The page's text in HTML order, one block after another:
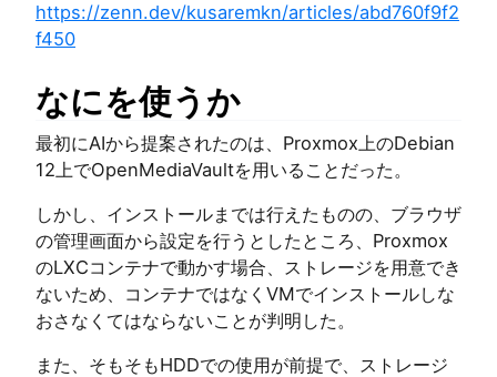
https://zenn.dev/kusaremkn/articles/abd760f9f2
f450
なにを使うか
最初にAIから提案されたのは、Proxmox上のDebian
12上でOpenMediaVaultを用いることだった。
しかし、インストールまでは行えたものの、ブラウザ
の管理画面から設定を行うとしたところ、Proxmox
のLXCコンテナで動かす場合、ストレージを用意でき
ないため、コンテナではなくVMでインストールしな
おさなくてはならないことが判明した。
また、そもそもHDDでの使用が前提で、ストレージ